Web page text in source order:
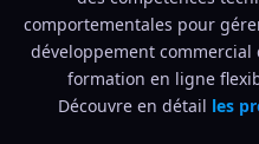
comportementales pour
développement
formation en ligne
Découvre en détail les